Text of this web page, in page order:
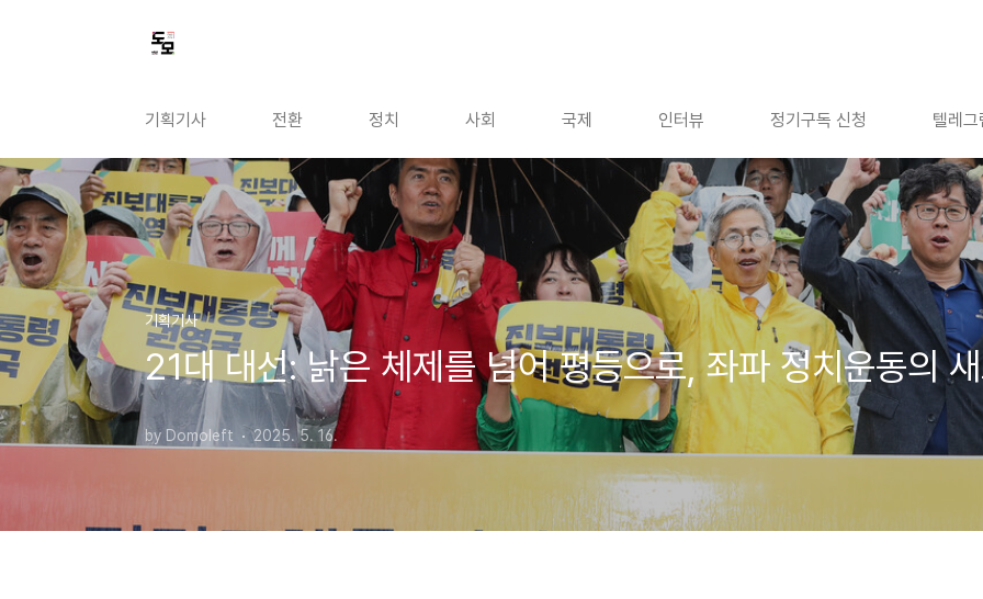
기획기사 전환 정치 사회 국제 인터뷰 정기구독 신청 텔레그
기획기사
21대 대선: 낡은 체제를 넘어 평등으로, 좌파 정치운동의
by Domoleft 2025. 5. 16.